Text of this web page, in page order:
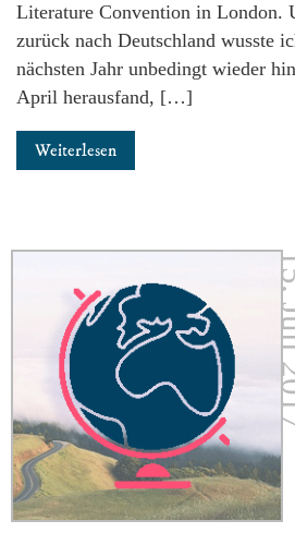
Literature Convention in London.
zurück nach Deutschland wusste
nächsten Jahr unbedingt wieder
April herausfand, […]
Weiterlesen
15.